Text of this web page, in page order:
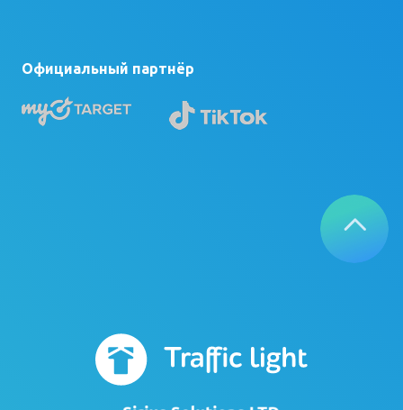
Официальный партнёр